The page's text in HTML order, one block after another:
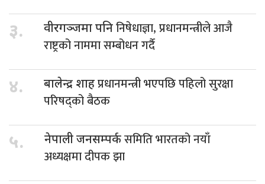
३. वीरगञ्जमा पनिनिषेधाज्ञा, प्रधानमन्त्रीले आजै
राष्ट्रको नाममा सम्बोधन गर्दै
४. बालेन्द्र शाहप्रधानमन्त्री भएपछि पहिलो सुरक्षा
परिषद्को बैठक
५. नेपाली जनसम्पर्कसमिति भारतको नयाँ
अध्यक्षमा दीपक झा